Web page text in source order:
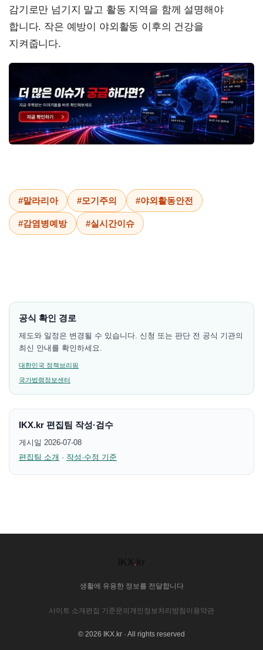
감기로만 넘기지 말고 활동 지역을 함께 설명해야
합니다. 작은 예방이 야외활동 이후의 건강을
지켜줍니다.
#말라리아 #모기주의 #야외활동안전
#감염병예방 #실시간이슈
공식 확인 경로
제도와 일정은 변경될 수 있습니다. 신청 또는 판단 전 공식 기관의
최신 안내를 확인하세요.
대한민국 정책브리핑
국가법령정보센터
IKX.kr 편집팀 작성·검수
게시일 2026-07-08
편집팀 소개 · 작성·수정 기준
.
생활에 유용한 정보를 전달합니다
사이트 소개 편집 기준문의 개인정보처리방침 이용약관
© 2026 IKX.kr · All rights reserved